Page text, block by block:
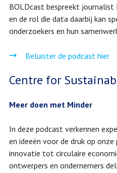
BOLDcast bespreekt journalist
en de rol die data daarbij kan
onderzoekers en hun
Beluister de podcast hier
Centre for
Meer doen met Minder
In deze podcast verkennen
en ideeën voor de druk op
innovatie tot circulaire
ontwerpers en ondernemers